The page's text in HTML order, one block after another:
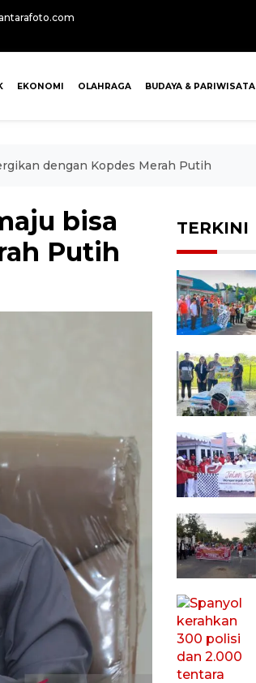
EKONOMI OLAHRAGA BUDAYA & PARIWISATA
dengan Kopdes Merah Putih
bisa
Putih
TERKINI